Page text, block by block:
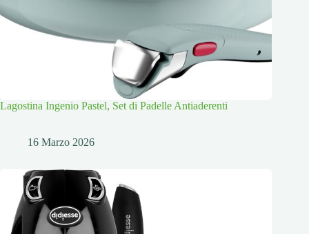
Lagostina Ingenio Pastel, Set di Padelle Antiaderenti
16 Marzo 2026